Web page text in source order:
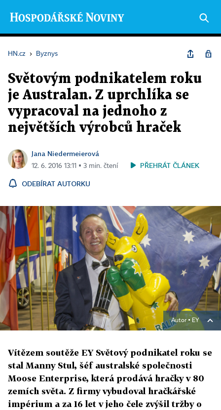
HN.cz › Byznys
Světovým podnikatelem roku
je Australan. Z uprchlíka se
vypracoval na jednoho z
největších výrobců hraček
Jana Niedermeierová
12. 6. 2016 13:11 ▪ 3 min. čtení PŘEHRÁT ČLÁNEK
ODEBÍRAT AUTORKU
Autor ▪ EY
Vítězem soutěže EY Světový podnikatel roku se
stal Manny Stul, šéf australské společnosti
Moose Enterprise, která prodává hračky v 80
zemích světa. Z firmy vybudoval hračkářské
impérium a za 16 let v jeho čele zvýšil tržby o